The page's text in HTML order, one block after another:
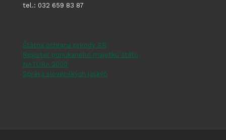
tel.: 032 659 83 87
Štátna ochrana prírody SR
Register ponúkaného majetku štátu
NATURA 2000
Správa slovenských jaskýň